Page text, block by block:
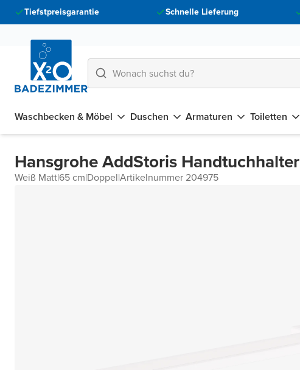
Tiefstpreisgarantie Schnelle Lieferung
Waschbecken & Möbel Duschen Armaturen Toiletten
Hansgrohe AddStoris Handtuchhalter
Weiß Matt|65 cm|Doppel|Artikelnummer 204975